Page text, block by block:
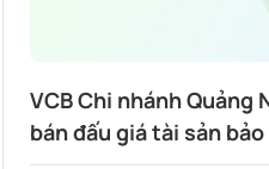
VCB Chi nhánh Quảng
bán đấu giá tài sản